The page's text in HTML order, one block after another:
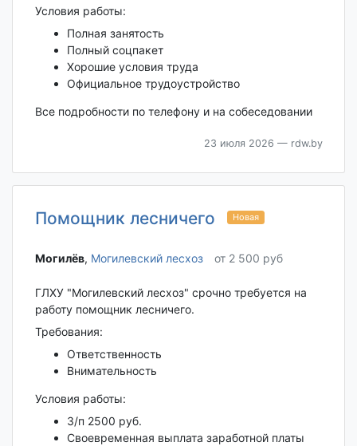
Условия работы:
Полная занятость
Полный соцпакет
Хорошие условия труда
Официальное трудоустройство
Все подробности по телефону и на собеседовании
23 июля 2026 — rdw.by
Помощник лесничего Новая
Могилёв‎, Могилевский лесхоз от 2 500 руб
ГЛХУ "Могилевский лесхоз" срочно требуется на
работу помощник лесничего.
Требования:
Ответственность
Внимательность
Условия работы:
З/п 2500 руб.
Своевременная выплата заработной платы